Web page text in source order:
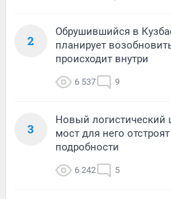
2
Обрушившийся в
планирует
происходит внутри
6 537 9
3
Новый логистический
мост для него
подробности
6 242 5